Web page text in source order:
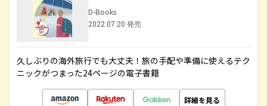
D-Books
2022.07.20 発売
久しぶりの海外旅行でも大丈夫！旅の手配や準備に使えるテク
ニックがつまった24ページの電子書籍
詳細を見る